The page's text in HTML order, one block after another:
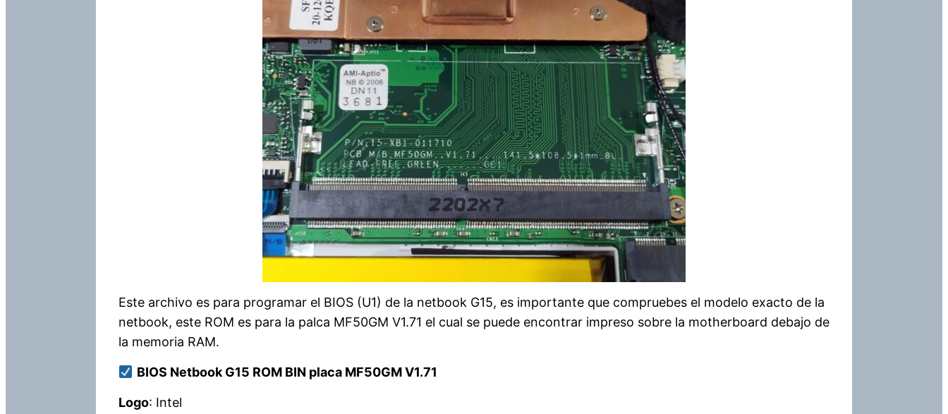
Este archivo es para programar el BIOS (U1) de la netbook G15, es importante que compruebes el modelo exacto de la
netbook, este ROM es para la palca MF50GM V1.71 el cual se puede encontrar impreso sobre la motherboard debajo de
la memoria RAM.
BIOS Netbook G15 ROM BIN placa MF50GM V1.71
Logo: Intel